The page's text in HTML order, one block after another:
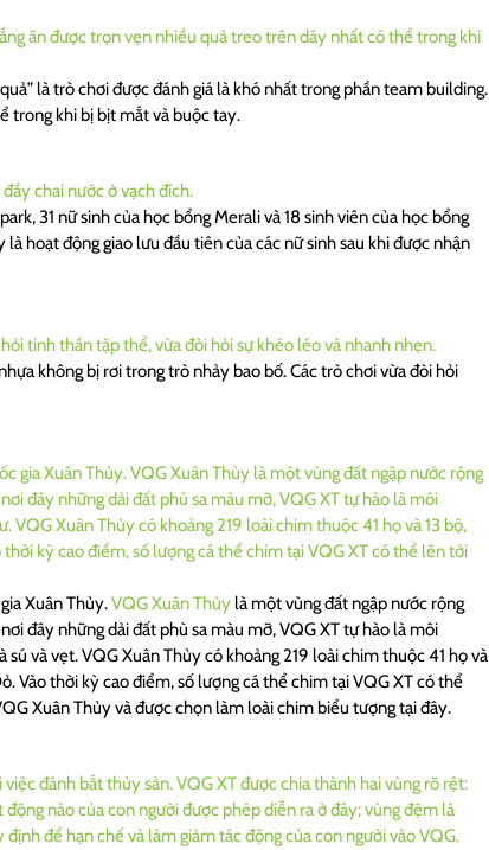
là trò chơi được đánh giá là khó nhất trong phần team building.
trong khi bị bịt mắt và buộc tay.
31 nữ sinh của học bổng Merali và 18 sinh viên của học bổng
hoạt động giao lưu đầu tiên của các nữ sinh sau khi được nhận
không bị rơi trong trò nhảy bao bố. Các trò chơi vừa đòi hỏi
Xuân Thủy.VQG Xuân Thủylà một vùng đất ngập nước rộng
đây những dải đất phù sa màu mỡ, VQG XT tự hào là môi
và vẹt. VQG Xuân Thủy có khoảng 219 loài chim thuộc 41 họ và
Vào thời kỳ cao điểm, số lượng cá thể chim tại VQG XT có thể
Xuân Thủy và được chọn làm loài chim biểu tượng tại đây.